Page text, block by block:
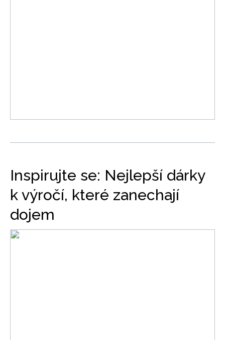
Inspirujte se: Nejlepší dárky
k výročí, které zanechají
dojem